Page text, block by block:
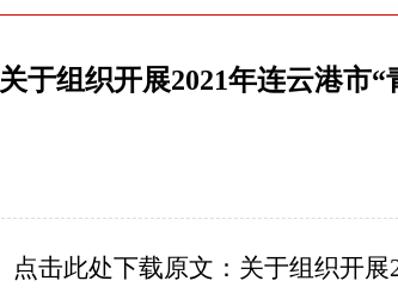
关于组织开展2021年连云港市
点击此处下载原文：关于组织开展